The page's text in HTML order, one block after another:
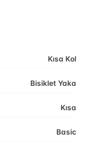
Kısa Kol
Bisiklet Yaka
Kısa
Basic